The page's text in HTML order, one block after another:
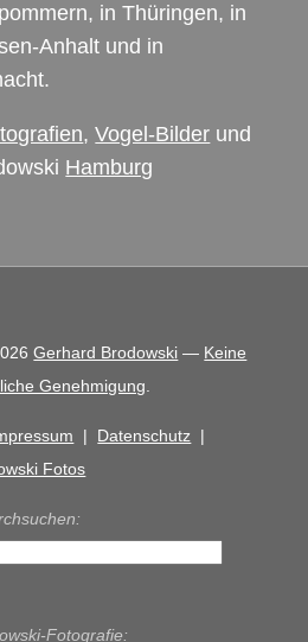
in Thüringen, in
Anhalt und in
,Vogel-Bilder und
Hamburg
Gerhard Brodowski — Keine
Genehmigung
| Datenschutz |
Fotos
Fotografie: